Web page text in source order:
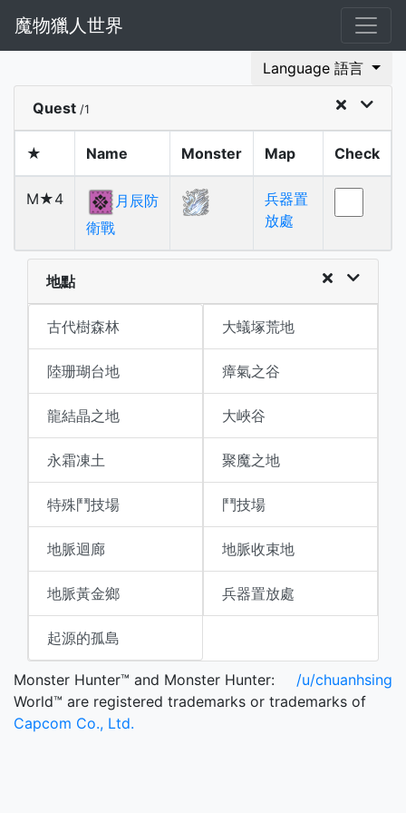
魔物獵人世界
Language 語言
Quest /1
★ Name Monster Map Check
M★4
月辰防
衛戰
兵器置
放處
地點
古代樹森林 大蟻塚荒地
陸珊瑚台地 瘴氣之谷
龍結晶之地 大峽谷
永霜凍土 聚魔之地
特殊鬥技場 鬥技場
地脈迴廊 地脈收束地
地脈黃金鄉 兵器置放處
起源的孤島
/u/chuanhsing
Monster Hunter™ and Monster Hunter:
World™ are registered trademarks or trademarks of
Capcom Co., Ltd.